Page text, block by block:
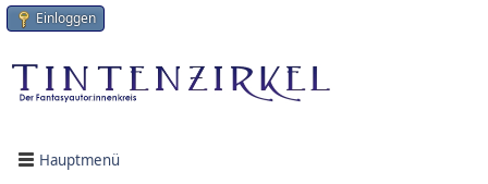
Einloggen
Hauptmenü